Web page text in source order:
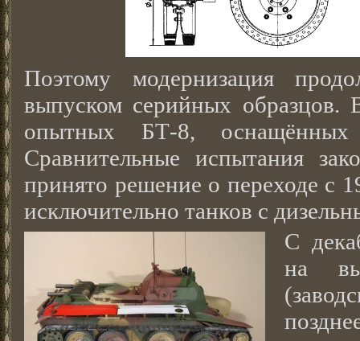
Поэтому модернизация
выпуском серийных
опытных БТ-8,
Сравнительные испытания
принято решение о переходе с
исключительно танков с
С
на